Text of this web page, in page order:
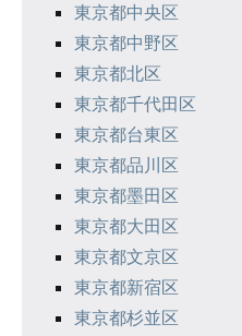
東京都中央区
東京都中野区
東京都北区
東京都千代田区
東京都台東区
東京都品川区
東京都墨田区
東京都大田区
東京都文京区
東京都新宿区
東京都杉並区